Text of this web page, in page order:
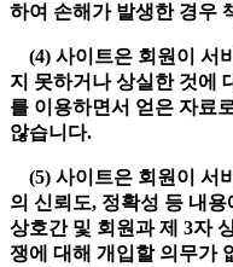
하여 손해가 발생한 경우
(4) 사이트은 회원이 서
지 못하거나 상실한 것에
를 이용하면서 얻은 자료
않습니다.
(5) 사이트은 회원이 서
의 신뢰도, 정확성 등 내
상호간 및 회원과 제 3자
쟁에 대해 개입할 의무가